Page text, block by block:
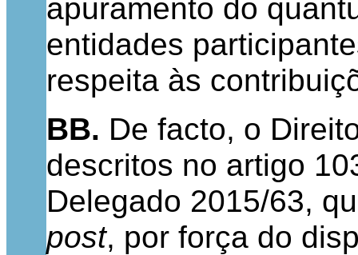
apuramento do
entidades
respeita às
BB. De facto, o
descritos no artigo
Delegado 2015/63,
post, por força do